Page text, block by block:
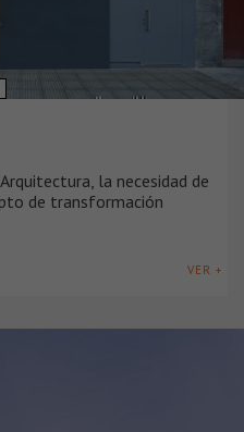
la necesidad de
de transformación
VER +